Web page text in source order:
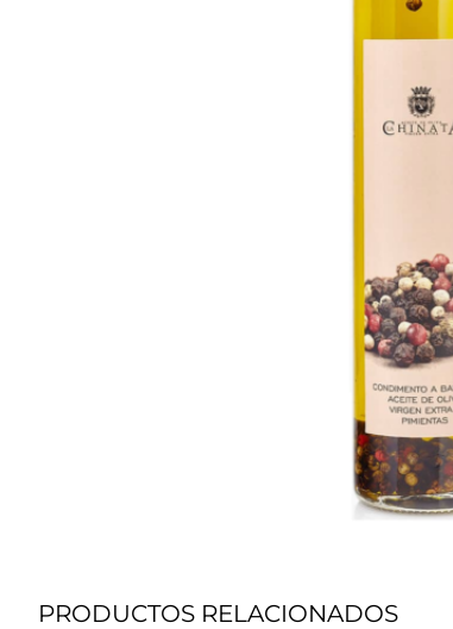
PRODUCTOS RELACIONADOS